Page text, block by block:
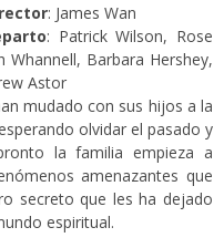
: James Wan
: Patrick Wilson, Rose
Whannell, Barbara Hershey,
Astor
mudado con sus hijos a la
olvidar el pasado y
la familia empieza a
amenazantes que
secreto que les ha dejado
espiritual.